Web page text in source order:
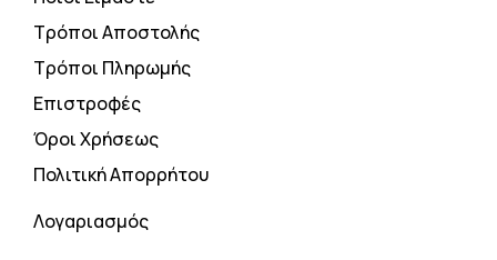
Τρόποι Αποστολής
Τρόποι Πληρωμής
Επιστροφές
Όροι Χρήσεως
Πολιτική Απορρήτου
Λογαριασμός